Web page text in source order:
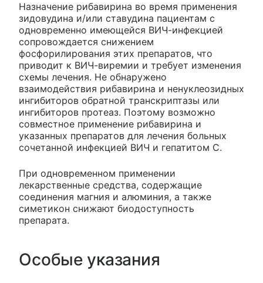
Назначение рибавирина во время применения
зидовудина и/или ставудина пациентам с
одновременно имеющейся ВИЧ-инфекцией
сопровождается снижением
фосфорилирования этих препаратов, что
приводит к ВИЧ-виремии и требует изменения
схемы лечения. Не обнаружено
взаимодействия рибавирина и ненуклеозидных
ингибиторов обратной транскриптазы или
ингибиторов протеаз. Поэтому возможно
совместное применение рибавирина и
указанных препаратов для лечения больных
сочетанной инфекцией ВИЧ и гепатитом С.
При одновременном применении
лекарственные средства, содержащие
соединения магния и алюминия, а также
симетикон снижают биодоступность
препарата.
Особые указания